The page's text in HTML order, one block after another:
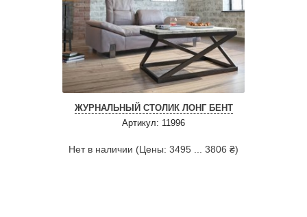
ЖУРНАЛЬНЫЙ СТОЛИК ЛОНГ БЕНТ
Артикул: 11996
Нет в наличии (Цены: 3495 ... 3806 ₴)